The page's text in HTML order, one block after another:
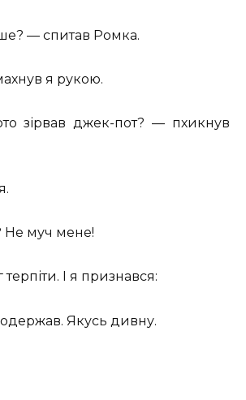
— спитав Ромка.
я рукою.
зірвав джек-пот? — пхикнув
муч мене!
І я признався:
Якусь дивну.